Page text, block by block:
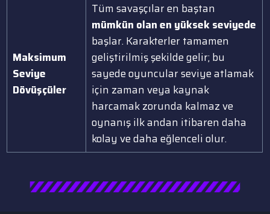
Maksimum
Seviye
Dövüşçüler
Tüm savaşçılar en baştan
mümkün olan en yüksek seviyede
başlar. Karakterler tamamen
geliştirilmiş şekilde gelir; bu
sayede oyuncular seviye atlamak
için zaman veya kaynak
harcamak zorunda kalmaz ve
oynanış ilk andan itibaren daha
kolay ve daha eğlenceli olur.